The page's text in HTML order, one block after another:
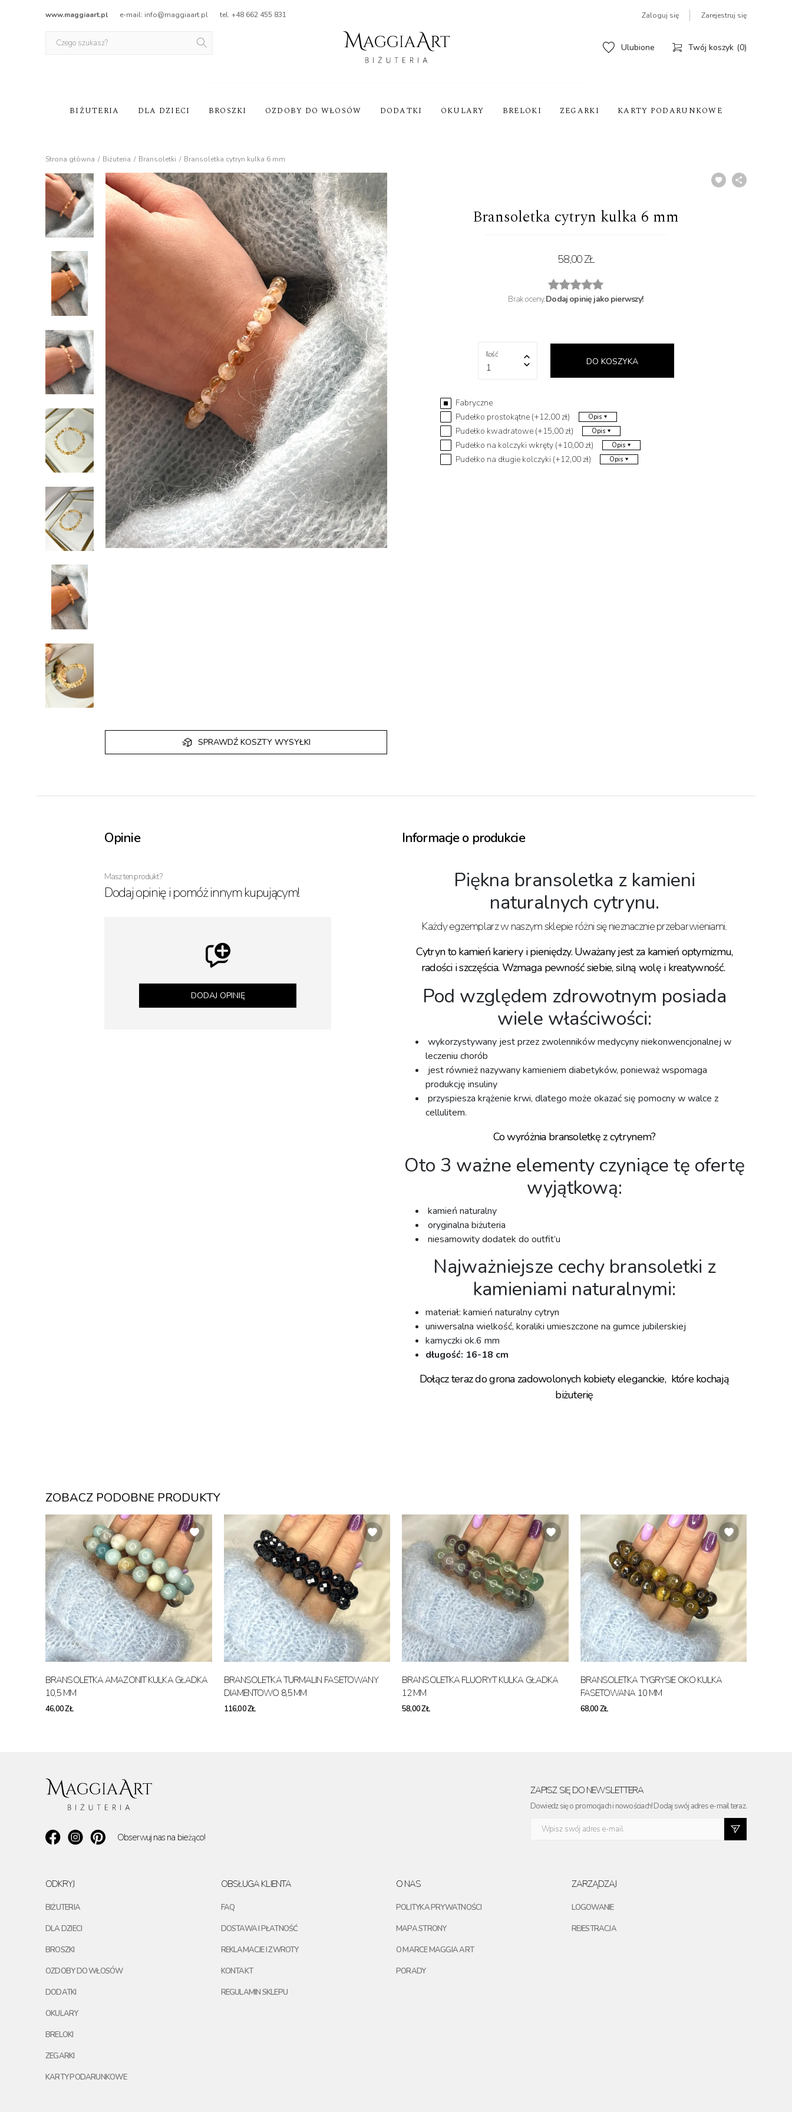
www.maggiaart.pl e-mail: info@maggiaart.pl tel. +48 662 455 831 Zaloguj się Zarejestruj się
Ulubione Twój koszyk 0
BIŻUTERIA DLA DZIECI BROSZKI OZDOBY DO WŁOSÓW DODATKI OKULARY BRELOKI ZEGARKI KARTY PODARUNKOWE
Strona główna Biżuteria Bransoletki Bransoletka cytryn kulka 6 mm
SPRAWDŹ KOSZTY WYSYŁKI
Bransoletka cytryn kulka 6 mm
58,00 ZŁ
Brak oceny.Dodaj opinię jako pierwszy!
Ilość
1 DO KOSZYKA
Fabryczne
Pudełko prostokątne (+12,00 zł)
Opis
Pudełko kwadratowe (+15,00 zł) Opis
Pudełko na kolczyki wkręty (+10,00 zł) Opis
Pudełko na długie kolczyki (+12,00 zł) Opis
Opinie
Masz ten produkt?
Dodaj opinię i pomóż innym kupującym!
DODAJ OPINIĘ
Informacje o produkcie
Piękna bransoletka z kamieni
naturalnych cytrynu.
Każdy egzemplarz w naszym sklepie różni się nieznacznie przebarwieniami.
Cytryn to kamień kariery i pieniędzy. Uważany jest za kamień optymizmu,
radości i szczęścia. Wzmaga pewność siebie, silną wolę i kreatywność.
Pod względem zdrowotnym posiada
wiele właściwości:
wykorzystywany jest przez zwolenników medycyny niekonwencjonalnej w
leczeniu chorób
jest również nazywany kamieniem diabetyków, ponieważ wspomaga
produkcję insuliny
przyspiesza krążenie krwi, dlatego może okazać się pomocny w walce z
cellulitem.
Co wyróżnia bransoletkę z cytrynem?
Oto 3 ważne elementy czyniące tę ofertę
wyjątkową:
kamień naturalny
oryginalna biżuteria⁣
niesamowity dodatek do outfit’u⁣
Najważniejsze cechy bransoletki z
kamieniami naturalnymi:
materiał: kamień naturalny cytryn
uniwersalna wielkość, koraliki umieszczone na gumce jubilerskiej
kamyczki ok.6 mm⁣
długość: 16-18 cm
Dołącz teraz do grona zadowolonych kobiety eleganckie, które kochają
biżuterię
ZOBACZ PODOBNE PRODUKTY
BRANSOLETKA AMAZONIT KULKA GŁADKA
10,5 MM
46,00 ZŁ
BRANSOLETKA TURMALIN FASETOWANY
DIAMENTOWO 8,5 MM
116,00 ZŁ
BRANSOLETKA FLUORYT KULKA GŁADKA
12 MM
58,00 ZŁ
BRANSOLETKA TYGRYSIE OKO KULKA
FASETOWANA 10 MM
68,00 ZŁ
Obserwuj nas na bieżąco!
ZAPISZ SIĘ DO NEWSLETTERA
Dowiedz się o promocjach i nowościach! Dodaj swój adres e-mail teraz.
ODKRYJ
BIŻUTERIA
DLA DZIECI
BROSZKI
OZDOBY DO WŁOSÓW
DODATKI
OKULARY
BRELOKI
ZEGARKI
KARTY PODARUNKOWE
OBSŁUGA KLIENTA
FAQ
DOSTAWA I PŁATNOŚĆ
REKLAMACJE I ZWROTY
KONTAKT
REGULAMIN SKLEPU
O NAS
POLITYKA PRYWATNOŚCI
MAPA STRONY
O MARCE MAGGIA ART
PORADY
ZARZĄDZAJ
LOGOWANIE
REJESTRACJA